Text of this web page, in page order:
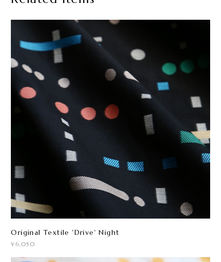
Original Textile 'Drive' Night
¥6,050